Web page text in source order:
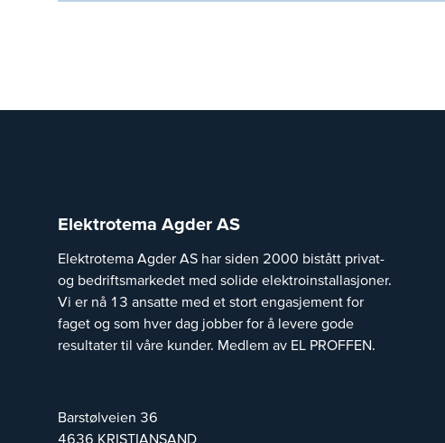
Elektrotema Agder AS
Elektrotema Agder AS har siden 2000 bistått privat-
og bedriftsmarkedet med solide elektroinstallasjoner.
Vi er nå 13 ansatte med et stort engasjement for
faget og som hver dag jobber for å levere gode
resultater til våre kunder. Medlem av EL PROFFEN.
Barstølveien 36
4636 KRISTIANSAND